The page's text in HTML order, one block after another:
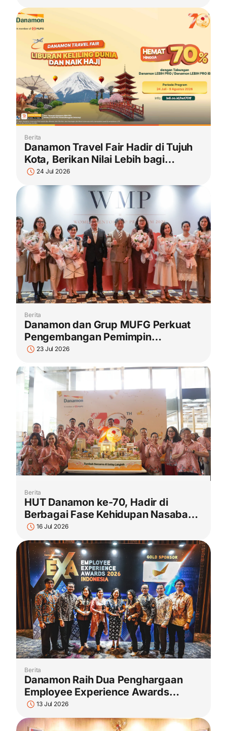
Berita
Danamon Travel Fair Hadir di Tujuh
Kota, Berikan Nilai Lebih bagi
Nasabah dalam Rangka HUT ke-70
Danamon
24 Jul 2026
Berita
Danamon dan Grup MUFG Perkuat
Pengembangan Pemimpin
Perempuan Melalui Women
23 Jul 2026
Berita
HUT Danamon ke-70, Hadir di
Berbagai Fase Kehidupan Nasabah
dan Menemani Generasi demi
Generasi
16 Jul 2026
Berita
Danamon Raih Dua Penghargaan
Employee Experience Awards
Indonesia 2026, Refleksi Komitmen
Perusahaan dalam Meningkatkan
13 Jul 2026